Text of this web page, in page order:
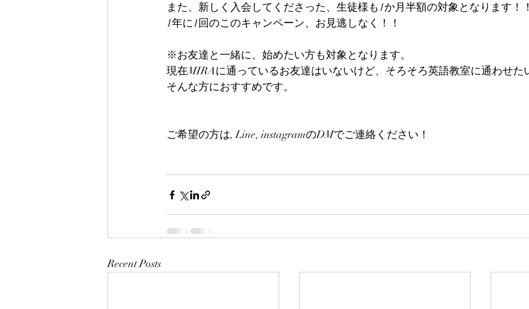
また、新しく入会してくださった、生徒様も1か月半額の対象となります
1年に1回のこのキャンペーン、お見逃しなく！！
※お友達と一緒に、始めたい方も対象となります。
現在MIRAに通っているお友達はいないけど、そろそろ英語教室に通わせた
そんな方におすすめです。
ご希望の方は, Line, instagramのDMでご連絡ください！
Recent Posts